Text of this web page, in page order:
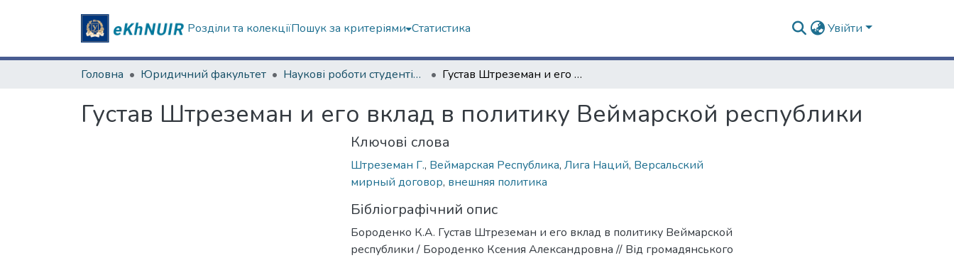
Розділи та колекціїПошук за критеріями Статистика Увійти
Головна Юридичний факультет Наукові роботи студентів та аспірантів. Юридичний факультет Густав Штреземан и его вклад в политику Веймарской республики
Густав Штреземан и его вклад в политику Веймарской республики
Ключові слова
Штреземан Г., Веймарская Республика, Лига Наций, Версальский
мирный договор, внешняя политика
Бібліографічний опис
Бороденко К.А. Густав Штреземан и его вклад в политику Веймарской
республики / Бороденко Ксения Александровна // Від громадянського